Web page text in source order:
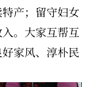
产；留守妇女
。大家互帮互
家风、淳朴民